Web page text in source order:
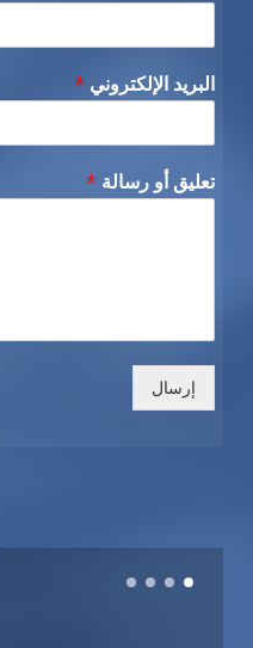
البريد الإلكتروني *
تعليق أو رسالة *
إرسال